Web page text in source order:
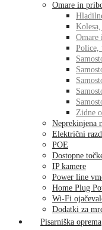
Omare in
Omare
Police,
Zidne
Neprekinjena
Električni
POE
Dostopne
IP kamere
Power line
Home Plug
Wi-Fi
Dodatki za
Pisarniška oprema